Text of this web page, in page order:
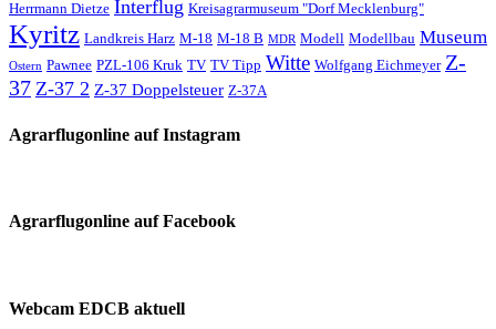
Herrmann Dietze Interflug Kreisagrarmuseum "Dorf Mecklenburg"
Kyritz Landkreis Harz M-18 M-18 B MDR Modell Modellbau Museum
Ostern Pawnee PZL-106 Kruk TV TV Tipp Witte Wolfgang Eichmeyer Z-
37 Z-37 2 Z-37 Doppelsteuer Z-37A
Agrarflugonline auf Instagram
Agrarflugonline auf Facebook
Webcam EDCB aktuell